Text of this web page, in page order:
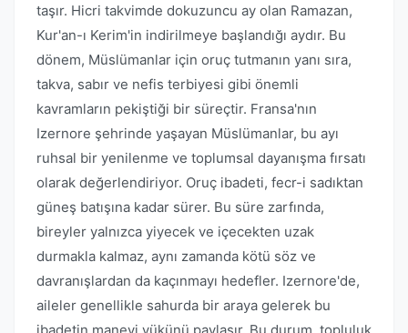
taşır. Hicri takvimde dokuzuncu ay olan Ramazan,
Kur'an-ı Kerim'in indirilmeye başlandığı aydır. Bu
dönem, Müslümanlar için oruç tutmanın yanı sıra,
takva, sabır ve nefis terbiyesi gibi önemli
kavramların pekiştiği bir süreçtir. Fransa'nın
Izernore şehrinde yaşayan Müslümanlar, bu ayı
ruhsal bir yenilenme ve toplumsal dayanışma fırsatı
olarak değerlendiriyor. Oruç ibadeti, fecr-i sadıktan
güneş batışına kadar sürer. Bu süre zarfında,
bireyler yalnızca yiyecek ve içecekten uzak
durmakla kalmaz, aynı zamanda kötü söz ve
davranışlardan da kaçınmayı hedefler. Izernore'de,
aileler genellikle sahurda bir araya gelerek bu